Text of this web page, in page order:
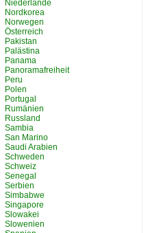
Niederlande
Nordkorea
Norwegen
Österreich
Pakistan
Palästina
Panama
Panoramafreiheit
Peru
Polen
Portugal
Rumänien
Russland
Sambia
San Marino
Saudi Arabien
Schweden
Schweiz
Senegal
Serbien
Simbabwe
Singapore
Slowakei
Slowenien